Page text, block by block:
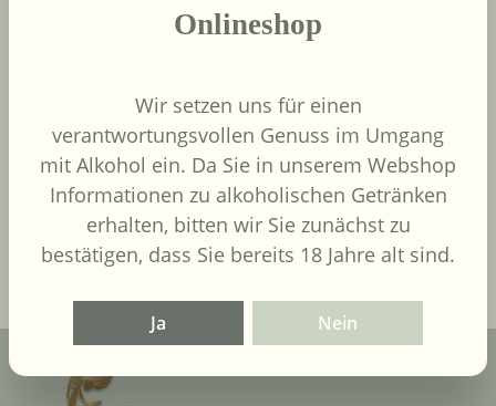
Regulärer Preis:
9,00 €
Inhalt:0.75 Liter(12,00 € / 1
Liter)UVP9,90 €
In den Warenkorb
Onlineshop
Wir setzen uns für einen
verantwortungsvollen Genuss im Umgang
mit Alkohol ein. Da Sie in unserem Webshop
Informationen zu alkoholischen Getränken
erhalten, bitten wir Sie zunächst zu
bestätigen, dass Sie bereits 18 Jahre alt sind.
Ja Nein